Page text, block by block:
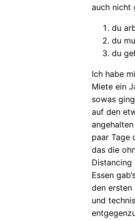
auch nicht
du
du
du
Ich habe
Miete ein
sowas
auf den
paar Tage
das die
Distancing
Essen
den ersten
und